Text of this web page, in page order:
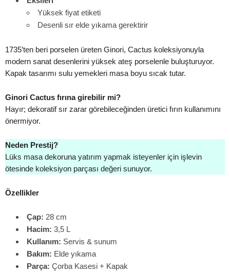
Yüksek fiyat etiketi
Desenli sır elde yıkama gerektirir
1735’ten beri porselen üreten Ginori, Cactus koleksiyonuyla
modern sanat desenlerini yüksek ateş porselenle buluşturuyor.
Kapak tasarımı sulu yemekleri masa boyu sıcak tutar.
Ginori Cactus fırına girebilir mi?
Hayır; dekoratif sır zarar görebileceğinden üretici fırın kullanımını
önermiyor.
Neden Prestij?
Lüks masa dekoruna yatırım yapmak isteyenler için işlevin
ötesinde koleksiyon parçası değeri sunuyor.
Özellikler
Çap: 28 cm
Hacim: 3,5 L
Kullanım: Servis & sunum
Bakım: Elde yıkama
Parça: Çorba Kasesi + Kapak